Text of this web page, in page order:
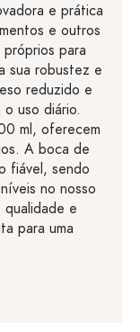
e prática
e outros
para
sua robustez e
reduzido e
uso diário.
ml, oferecem
A boca de
fiável, sendo
no nosso
qualidade e
para uma